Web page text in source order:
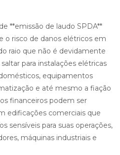
**emissão de laudo SPDA**
risco de danos elétricos em
raio que não é devidamente
para instalações elétricas
equipamentos
e até mesmo a fiação
financeiros podem ser
edificações comerciais que
sensíveis para suas operações,
máquinas industriais e